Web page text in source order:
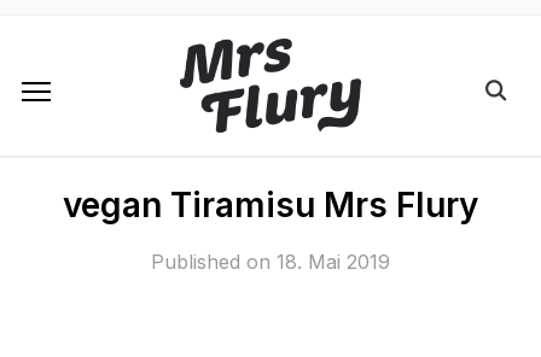
vegan Tiramisu Mrs Flury
Published on 18. Mai 2019